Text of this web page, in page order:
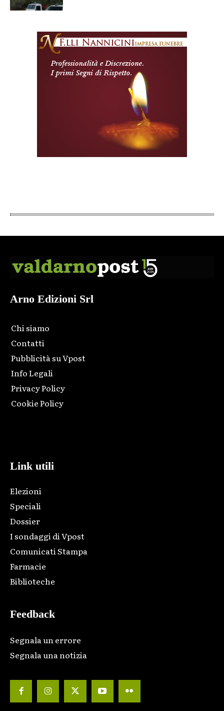
Arno Edizioni Srl
Chi siamo
Contatti
Pubblicità su Vpost
Info Legali
Privacy Policy
Cookie Policy
Link utili
Elezioni
Speciali
Dossier
I sondaggi di Vpost
Comunicati Stampa
Farmacie
Biblioteche
Feedback
Segnala un errore
Segnala una notizia